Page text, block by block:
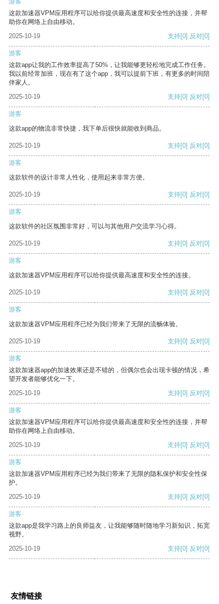
这款加速器VPM应用程序可以给你提供最高速度和安全性的连接，并帮
助你在网络上自由移动。
2025-10-19
支持[0] 反对[0]
游客
这款app让我的工作效率提高了50%，让我能够更轻松地完成工作任务。
我以前经常加班，现在有了这个app，我可以提前下班，有更多的时间陪
伴家人。
2025-10-19
支持[0] 反对[0]
游客
这款app的物流非常快捷，我下单后很快就能收到商品。
2025-10-19 支持[0] 反对[0]
游客
这款软件的设计非常人性化，使用起来非常方便。
2025-10-19 支持[0] 反对[0]
游客
这款软件的社区氛围非常好，可以与其他用户交流学习心得。
2025-10-19 支持[0] 反对[0]
游客
这款加速器VPM应用程序可以给你提供最高速度和安全性的连接。
2025-10-19 支持[0] 反对[0]
游客
这款加速器VPM应用程序已经为我们带来了无限的流畅体验。
2025-10-19 支持[0] 反对[0]
游客
这款加速器app的加速效果还是不错的，但偶尔也会出现卡顿的情况，希
望开发者能够优化一下。
2025-10-19
支持[0] 反对[0]
游客
这款加速器VPM应用程序可以给你提供最高速度和安全性的连接，并帮
助你在网络上自由移动。
2025-10-19
支持[0] 反对[0]
游客
这款加速器VPM应用程序已经为我们带来了无限的隐私保护和安全性保
护。
2025-10-19
支持[0] 反对[0]
游客
这款app是我学习路上的良师益友，让我能够随时随地学习新知识，拓宽
视野。
2025-10-19
支持[0] 反对[0]
友情链接